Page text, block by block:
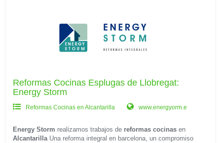
Reformas Cocinas Esplugas de Llobregat:
Energy Storm
Reformas Cocinas en Alcantarilla www.energyorm.e
Energy Storm realizamos trabajos de reformas cocinas en
AlcantarillaUna reforma integral en barcelona, un compromiso